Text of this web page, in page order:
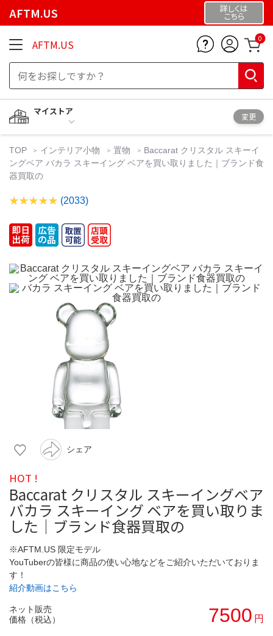
AFTM.US 詳しくは
こちら
AFTM.US 0
マイストア
変更
TOP インテリア小物 置物
Baccarat クリスタル スキーイ
ングベア バカラ スキーイング ベアを買い取りました｜ブランド食
器買取の
(2033)
シェア
HOT !
Baccarat クリスタル スキーイングベア
バカラ スキーイング ベアを買い取りま
した｜ブランド食器買取の
※AFTM.US 限定モデル
YouTuberの皆様に商品の使い心地などをご紹介いただいておりま
す！
紹介動画はこちら
ネット販売
価格（税込）
7500 円